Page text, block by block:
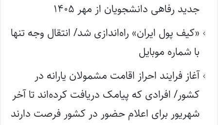
جدید رفاهی دانشجویان از مهر ۱۴۰۵
«کیف پول ایران» راه‌اندازی شد/ انتقال وجه تنها
با شماره موبایل
آغاز فرایند احراز اقامت مشمولان یارانه در
کشور/ افرادی که پیامک دریافت کرده‌اند تا آخر
شهریور برای اعلام حضور در کشور فرصت دارند